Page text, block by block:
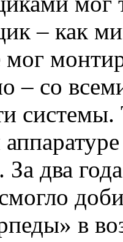
– как
– со
За два
в